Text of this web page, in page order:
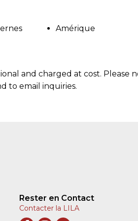
Amérique
and charged at cost. Please
to email inquiries.
Rester en Contact
Contacter la LILA